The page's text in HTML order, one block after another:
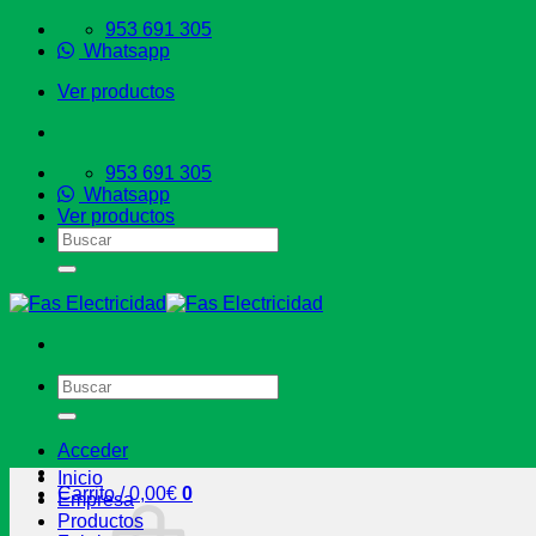
Saltar
953 691 305
Whatsapp
Ver productos
953 691 305
Whatsapp
Ver productos
Buscar
por:
Buscar
por:
Acceder
Carrito /0,00€ 0
Inicio
Empresa
Productos